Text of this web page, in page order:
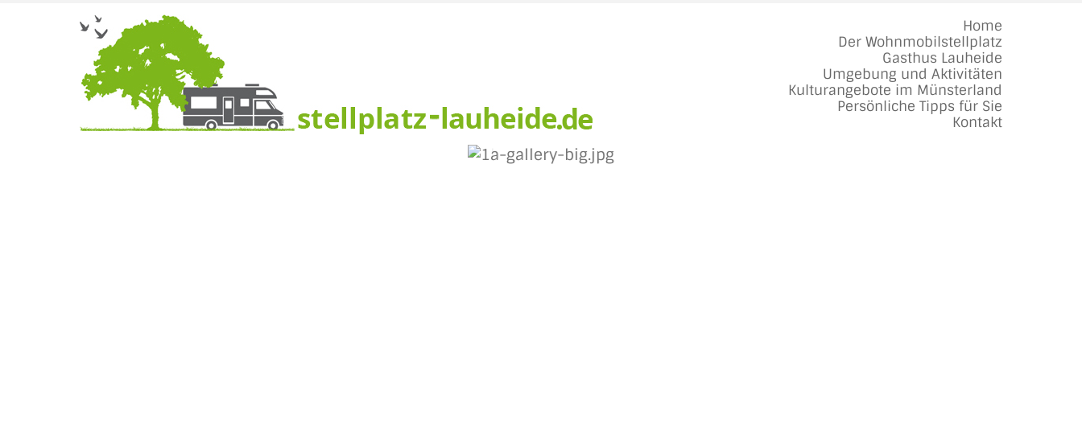
Home
Der Wohnmobilstellplatz
Gasthus Lauheide
Umgebung und Aktivitäten
Kulturangebote im Münsterland
Persönliche Tipps für Sie
Kontakt